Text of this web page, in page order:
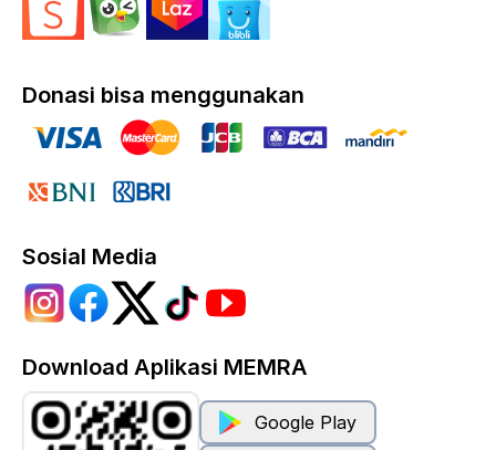
Donasi bisa menggunakan
Sosial Media
Download Aplikasi MEMRA
Google Play